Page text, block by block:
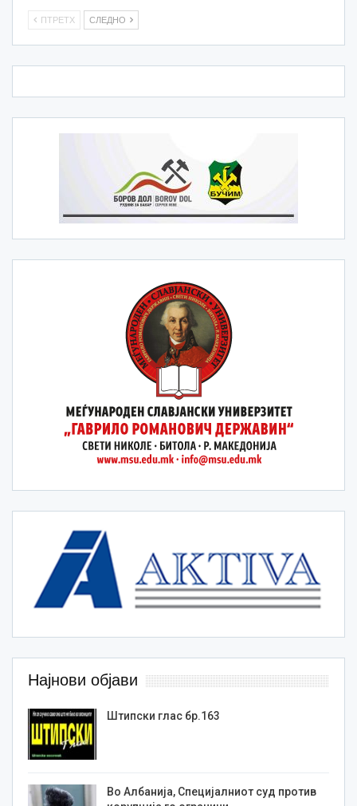
ПТРЕТХ СЛЕДНО
Најнови објави
Штипски глас бр.163
Во Албанија, Специјалниот суд против